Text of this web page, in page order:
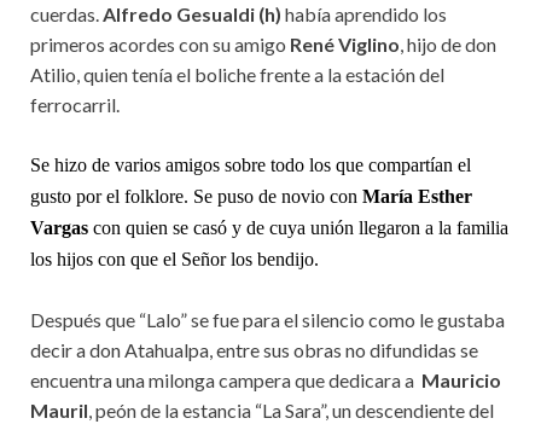
cuerdas.Alfredo Gesualdi (h) había aprendido los
primeros acordes con su amigo René Viglino, hijo de don
Atilio, quien tenía el boliche frente a la estación del
ferrocarril.
Se hizo de varios amigos sobre todo los que compartían el
gusto por el folklore. Se puso de novio con María Esther
Vargas con quien se casó y de cuya unión llegaron a la familia
los hijos con que el Señor los bendijo.
Después que “Lalo” se fue para el silencio como le gustaba
decir a don Atahualpa, entre sus obras no difundidas se
encuentra una milonga campera que dedicara a Mauricio
Mauril, peón de la estancia “La Sara”, un descendiente del